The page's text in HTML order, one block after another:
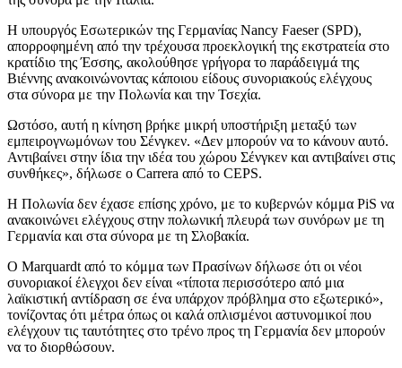
Η υπουργός Εσωτερικών της Γερμανίας Nancy Faeser (SPD),
απορροφημένη από την τρέχουσα προεκλογική της εκστρατεία στο
κρατίδιο της Έσσης, ακολούθησε γρήγορα το παράδειγμά της
Βιέννης ανακοινώνοντας κάποιου είδους συνοριακούς ελέγχους
στα σύνορα με την Πολωνία και την Τσεχία.
Ωστόσο, αυτή η κίνηση βρήκε μικρή υποστήριξη μεταξύ των
εμπειρογνωμόνων του Σένγκεν. «Δεν μπορούν να το κάνουν αυτό.
Αντιβαίνει στην ίδια την ιδέα του χώρου Σένγκεν και αντιβαίνει στις
συνθήκες», δήλωσε ο Carrera από το CEPS.
Η Πολωνία δεν έχασε επίσης χρόνο, με το κυβερνών κόμμα PiS να
ανακοινώνει ελέγχους στην πολωνική πλευρά των συνόρων με τη
Γερμανία και στα σύνορα με τη Σλοβακία.
Ο Marquardt από το κόμμα των Πρασίνων δήλωσε ότι οι νέοι
συνοριακοί έλεγχοι δεν είναι «τίποτα περισσότερο από μια
λαϊκιστική αντίδραση σε ένα υπάρχον πρόβλημα στο εξωτερικό»,
τονίζοντας ότι μέτρα όπως οι καλά οπλισμένοι αστυνομικοί που
ελέγχουν τις ταυτότητες στο τρένο προς τη Γερμανία δεν μπορούν
να το διορθώσουν.